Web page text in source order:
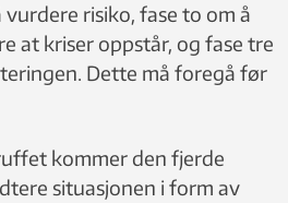
vurdere risiko, fase to om å
at kriser oppstår, og fase tre
Dette må foregå før
kommer den fjerde
situasjonen i form av